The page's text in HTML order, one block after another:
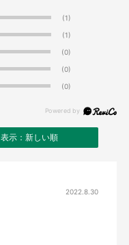
(1)
(1)
(0)
(0)
(0)
表示：新しい順
2022.8.30